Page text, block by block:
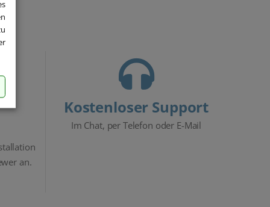
an.
Kostenloser Support
Im Chat, per Telefon oder E-Mail